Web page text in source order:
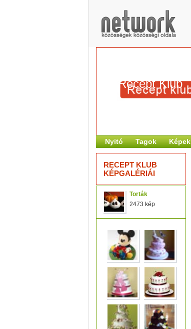
Recept Klub
Nyitó Tagok Képek
RECEPT KLUB
KÉPGALÉRIÁI
Torták
2473 kép